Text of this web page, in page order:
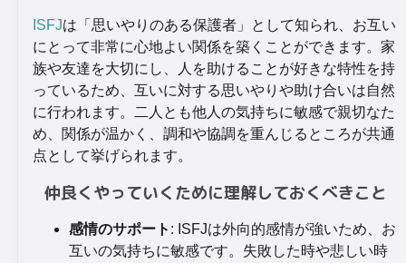
ISFJは「思いやりのある保護者」として知られ、お互い
にとって非常に心地よい関係を築くことができます。家
族や友達を大切にし、人を助けることが好きな特性を持
っているため、互いに対する思いやりや助け合いは自然
に行われます。二人とも他人の気持ちに敏感で親切なた
め、関係が温かく、調和や協調を重んじるところが共通
点として挙げられます。
仲良くやっていくために理解しておくべきこと
感情のサポート : ISFJは外向的感情が強いため、お
互いの気持ちに敏感です。失敗した時や悲しい時